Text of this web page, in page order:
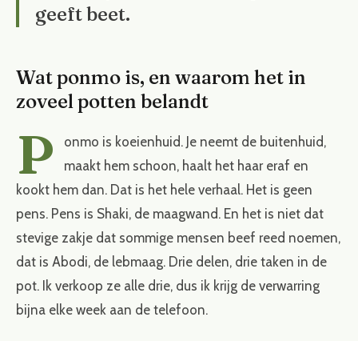
geeft beet.
Wat ponmo is, en waarom het in
zoveel potten belandt
P
onmo is koeienhuid. Je neemt de buitenhuid,
maakt hem schoon, haalt het haar eraf en
kookt hem dan. Dat is het hele verhaal. Het is geen
pens. Pens is Shaki, de maagwand. En het is niet dat
stevige zakje dat sommige mensen beef reed noemen,
dat is Abodi, de lebmaag. Drie delen, drie taken in de
pot. Ik verkoop ze alle drie, dus ik krijg de verwarring
bijna elke week aan de telefoon.